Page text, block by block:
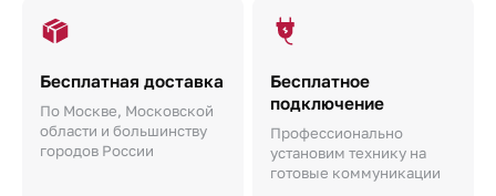
Бесплатная доставка
По Москве, Московской
области и большинству
городов России
Бесплатное
подключение
Профессионально
установим технику на
готовые коммуникации